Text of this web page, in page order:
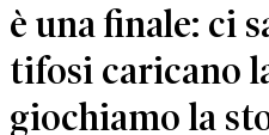
è una finale: ci
tifosi caricano
giochiamo la